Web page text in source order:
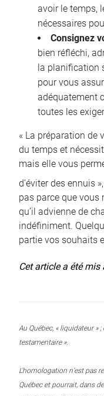
avoir le temps,
nécessaires
Consignez
bien réfléchi,
la planification
pour vous
adéquatement
toutes les
« La préparation de
du temps et
mais elle vous
d’éviter des ennuis
pas parce que vous
qu’il advienne de
indéfiniment.
partie vos souhaits
Cet article a été
Au Québec, « liquidateur »
testamentaire ».
L’homologation n’est pas
Québec et pourrait, dans